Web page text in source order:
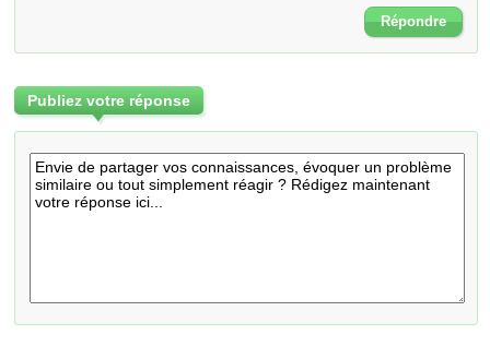
Répondre
Publiez votre réponse